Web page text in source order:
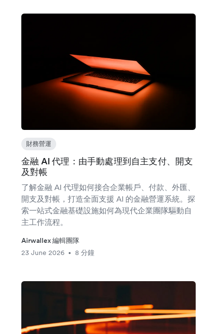
財務營運
金融 AI 代理：由手動處理到自主支付、開支
及對帳
了解金融 AI 代理如何接合企業帳戶、付款、外匯、
開支及對帳，打造全面支援 AI 的金融營運系統。探
索一站式金融基礎設施如何為現代企業團隊驅動自
主工作流程。
Airwallex 編輯團隊
23 June 2026
• 8 分鐘